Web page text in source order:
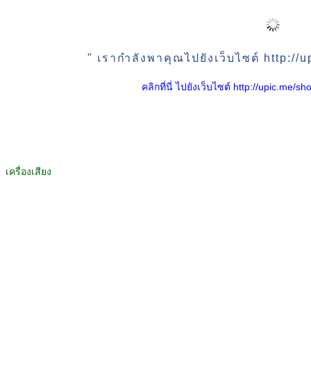
" เรากำลังพาคุณไปยังเว็บไซต์ http://
คลิกที่นี่ ไปยังเว็บไซต์ http://upic.me/
เครื่องเสียง